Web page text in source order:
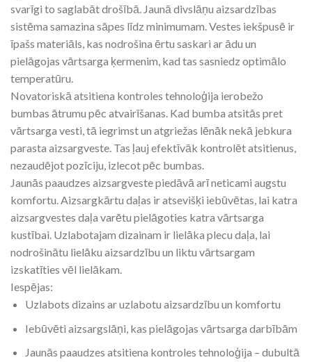
svarīgi to saglabāt drošībā. Jaunā divslāņu aizsardzības
sistēma samazina sāpes līdz minimumam. Vestes iekšpusē ir
īpašs materiāls, kas nodrošina ērtu saskari ar ādu un
pielāgojas vārtsarga ķermenim, kad tas sasniedz optimālo
temperatūru.
Novatoriskā atsitiena kontroles tehnoloģija ierobežo
bumbas ātrumu pēc atvairīšanas. Kad bumba atsitās pret
vārtsarga vesti, tā iegrimst un atgriežas lēnāk nekā jebkura
parasta aizsargveste. Tas ļauj efektīvāk kontrolēt atsitienus,
nezaudējot pozīciju, izlecot pēc bumbas.
Jaunās paaudzes aizsargveste piedāvā arī neticami augstu
komfortu. Aizsargkārtu daļas ir atsevišķi iebūvētas, lai katra
aizsargvestes daļa varētu pielāgoties katra vārtsarga
kustībai. Uzlabotajam dizainam ir lielāka plecu daļa, lai
nodrošinātu lielāku aizsardzību un liktu vārtsargam
izskatīties vēl lielākam.
Iespējas:
Uzlabots dizains ar uzlabotu aizsardzību un komfortu
Iebūvēti aizsargslāņi, kas pielāgojas vārtsarga darbībām
Jaunās paaudzes atsitiena kontroles tehnoloģija – dubultā